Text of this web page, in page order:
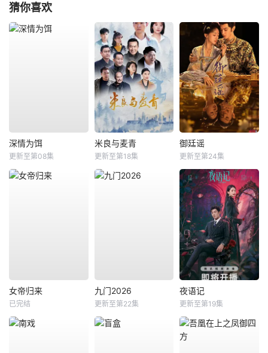
猜你喜欢
深情为饵
更新至第08集
米良与麦青
更新至第18集
御廷谣
更新至第24集
女帝归来
已完结
九门2026
更新至第22集
夜语记
更新至第19集